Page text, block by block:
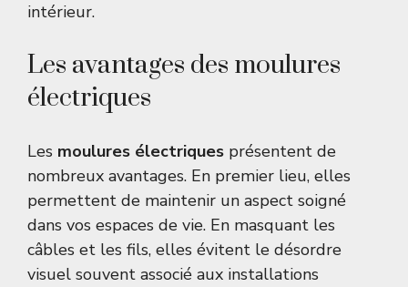
intérieur.
Les avantages des moulures
électriques
Les moulures électriques présentent de
nombreux avantages. En premier lieu, elles
permettent de maintenir un aspect soigné
dans vos espaces de vie. En masquant les
câbles et les fils, elles évitent le désordre
visuel souvent associé aux installations